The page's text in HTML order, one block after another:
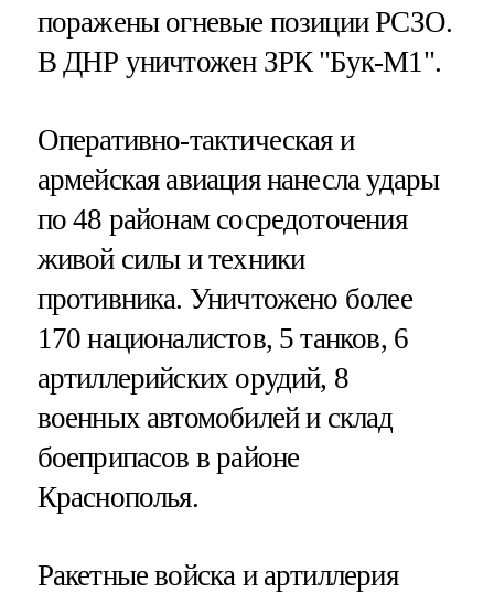
поражены огневые позиции РСЗО.
В ДНР уничтожен ЗРК "Бук-М1".
Оперативно-тактическая и
армейская авиация нанесла удары
по 48 районам сосредоточения
живой силы и техники
противника. Уничтожено более
170 националистов, 5 танков, 6
артиллерийских орудий, 8
военных автомобилей и склад
боеприпасов в районе
Краснополья.
Ракетные войска и артиллерия